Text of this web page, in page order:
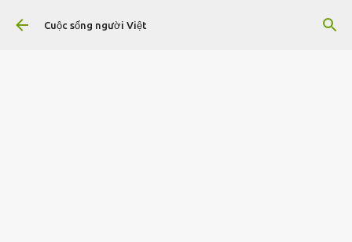
Chuyển đến nội dung chính
Cuộc sống người Việt